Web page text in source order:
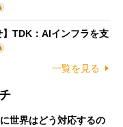
】TDK：AIインフラを支
一覧を見る
世界はどう対応するの